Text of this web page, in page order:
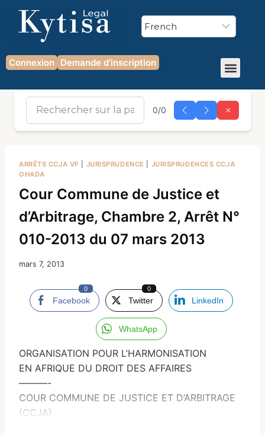
Connexion Demande d'inscription
0/0
ARRÊTS CCJA VF JURISPRUDENCE
JURISPRUDENCES CCJA
OHADA
Cour Commune de Justice et
d’Arbitrage, Chambre 2, Arrêt N°
010-2013 du 07 mars 2013
mars 7, 2013
Facebook
0
Twitter
0
LinkedIn
WhatsApp
ORGANISATION POUR L’HARMONISATION
EN AFRIQUE DU DROIT DES AFFAIRES
———-
COUR COMMUNE DE JUSTICE ET D’ARBITRAGE
(CCJA)